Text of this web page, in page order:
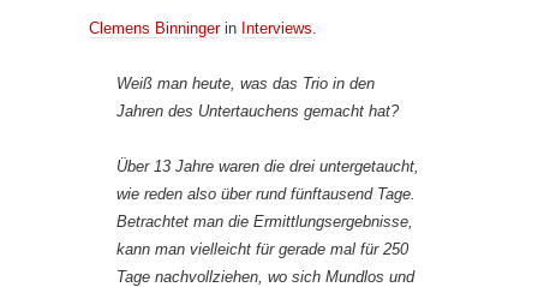
Clemens Binningerin Interviews.
Weiß man heute, was das Trio in den
Jahren des Untertauchens gemacht hat?
Über 13 Jahre waren die drei untergetaucht,
wie reden also über rund fünftausend Tage.
Betrachtet man die Ermittlungsergebnisse,
kann man vielleicht für gerade mal für 250
Tage nachvollziehen, wo sich Mundlos und